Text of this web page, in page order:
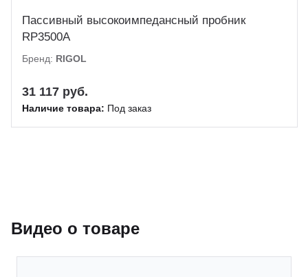
Пассивный высокоимпедансный пробник
RP3500A
Бренд: RIGOL
31 117 руб.
Наличие товара: Под заказ
Видео о товаре